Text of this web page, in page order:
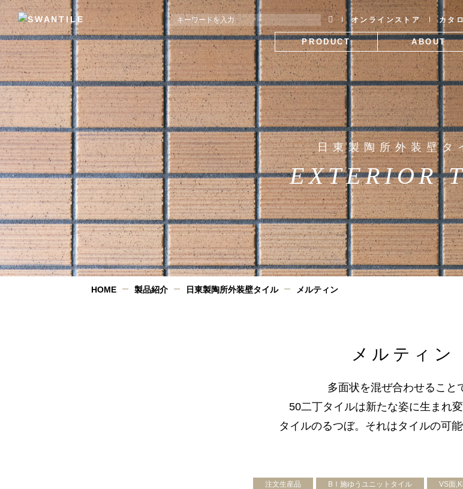
オンラインストア カタ
PRODUCT
製品情報
ABOUT
SWANTILEにつ
日東製陶所外装壁タ
EXTERIOR
HOME 製品紹介 日東製陶所外装壁タイル メルティン
メルティン
多面状を混ぜ合わせること
50二丁タイルは新たな姿に生まれ変
タイルのるつぼ。それはタイルの可能
注文生産品 BⅠ施ゆうユニットタイル
VS面